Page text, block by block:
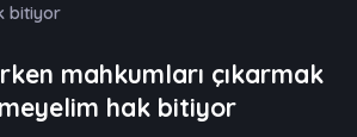
bitiyor
mahkumları çıkarmak
hak bitiyor